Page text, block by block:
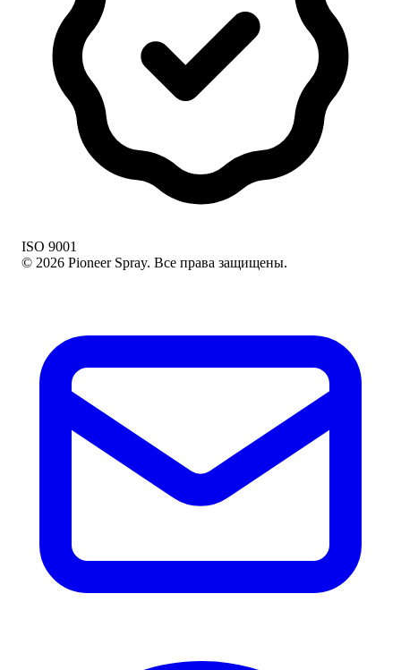
ISO 9001
© 2026 Pioneer Spray. Все права защищены.